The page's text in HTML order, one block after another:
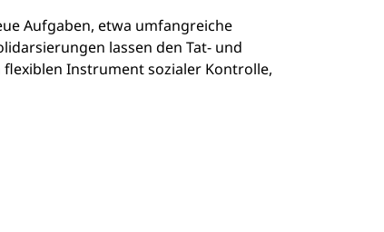
Aufgaben, etwa umfangreiche
lassen den Tat- und
Instrument sozialer Kontrolle,